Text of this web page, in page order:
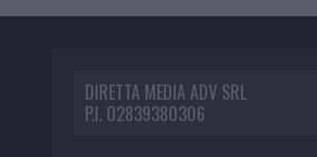
DIRETTA MEDIA ADV SRL
P.I. 02839380306